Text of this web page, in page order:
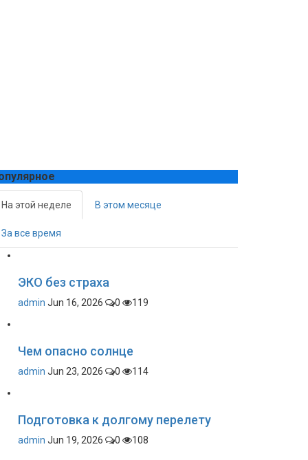
На этой неделе В этом месяце
За все время
ЭКО без страха
admin Jun 16, 2026 0 119
Чем опасно солнце
admin Jun 23, 2026 0 114
Подготовка к долгому перелету
admin Jun 19, 2026 0 108